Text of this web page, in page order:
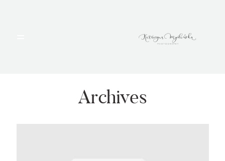
Archives
PORTFOLIO